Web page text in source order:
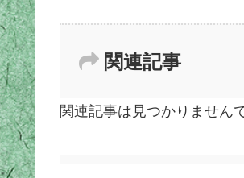
関連記事
関連記事は見つかりません